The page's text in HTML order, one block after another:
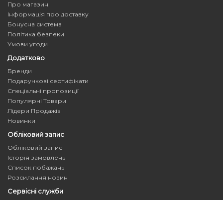
Про магазин
Інформація про доставку
Бонусна система
Політика безпеки
Умови угоди
Додатково
Бренди
Подарункові сертифікати
Спеціальні пропозиції
Популярні Товари
Лідери Продажів
Новинки
Обліковий запис
Обліковий запис
Історія замовлень
Список побажань
Розсилання новин
Сервісні служби